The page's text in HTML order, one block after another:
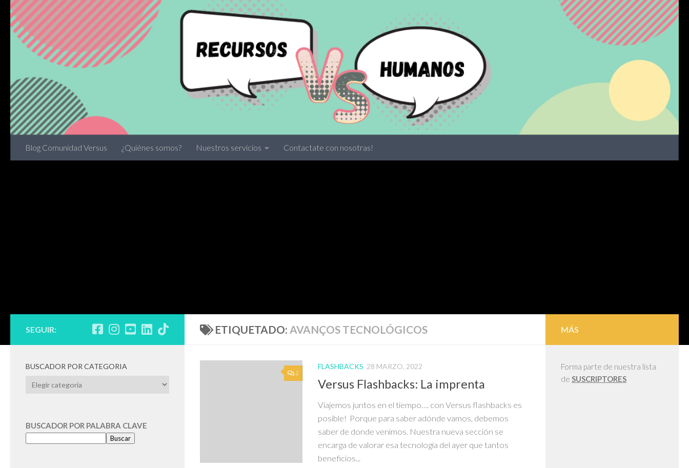
Skip to content
Blog Comunidad Versus ¿Quiénes somos? Nuestros servicios Contactate con nosotras!
ETIQUETADO: AVANÇOS TECNOLÓGICOS
2
FLASHBACKS 28 MARZO, 2022
Versus Flashbacks: La imprenta
Viajemos juntos en el tiempo…. con Versus flashbacks es
posible! Porque para saber adónde vamos, debemos
saber de donde venimos. Nuestra nueva sección se
encarga de valorar esa tecnología del ayer que tantos
beneficios...
SEGUIR:
BUSCADOR POR CATEGORIA
BUSCADOR
BUSCADOR POR PALABRA CLAVE
Buscar
MÁS
Forma parte de nuestra lista
de SUSCRIPTORES